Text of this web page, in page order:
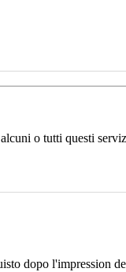
o tutti questi
dopo l'impression